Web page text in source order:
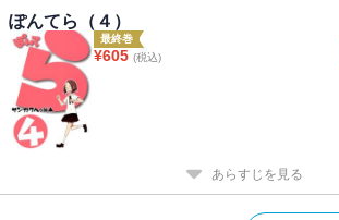
ぽんてら（４）
最終巻
¥605 (税込)
あらすじを見る